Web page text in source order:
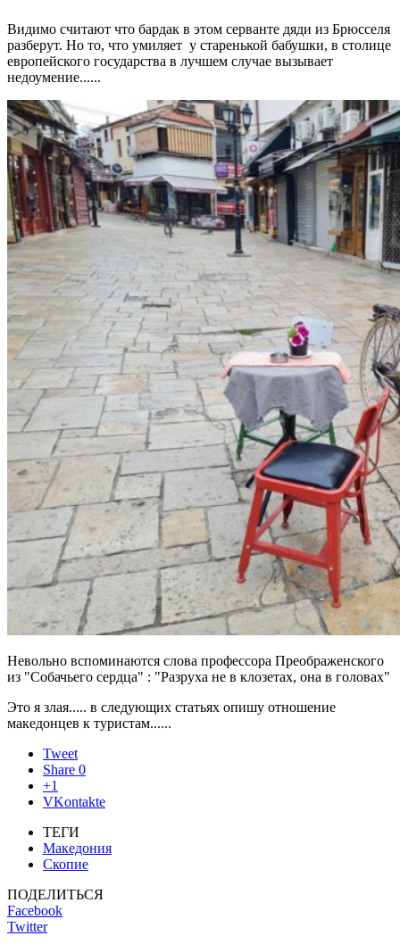
Видимо считают что бардак в этом серванте дяди из Брюсселя
разберут. Но то, что умиляет у старенькой бабушки, в столице
европейского государства в лучшем случае вызывает
недоумение......
Невольно вспоминаются слова профессора Преображенского
из "Собачьего сердца" : "Разруха не в клозетах, она в головах"
Это я злая..... в следующих статьях опишу отношение
македонцев к туристам......
Tweet
Share 0
+1
VKontakte
ТЕГИ
Македония
Скопие
ПОДЕЛИТЬСЯ
Facebook
Twitter